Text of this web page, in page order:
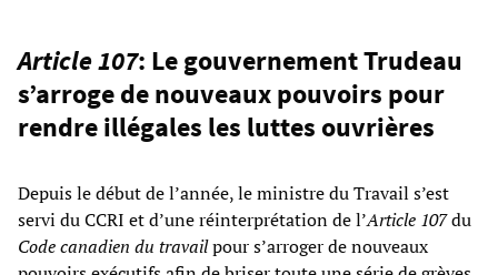
Article 107: Le gouvernement Trudeau
s’arroge de nouveaux pouvoirs pour
rendre illégales les luttes ouvrières
Depuis le début de l’année, le ministre du Travail s’est
servi du CCRI et d’une réinterprétation de l’Article 107du
Code canadien du travailpour s’arroger de nouveaux